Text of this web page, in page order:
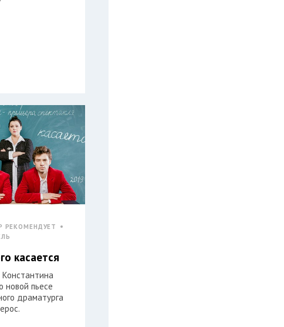
РЕКОМЕНДУЕТ
касается
Константина
новой пьесе
драматурга